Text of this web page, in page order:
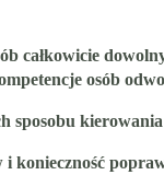
całkowicie
osób
sposobu